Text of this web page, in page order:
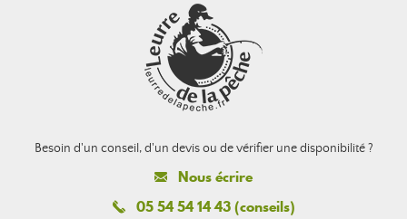
Besoin d'un conseil, d'un devis ou de vérifier une disponibilité ?
Nous écrire
05 54 54 14 43 (conseils)